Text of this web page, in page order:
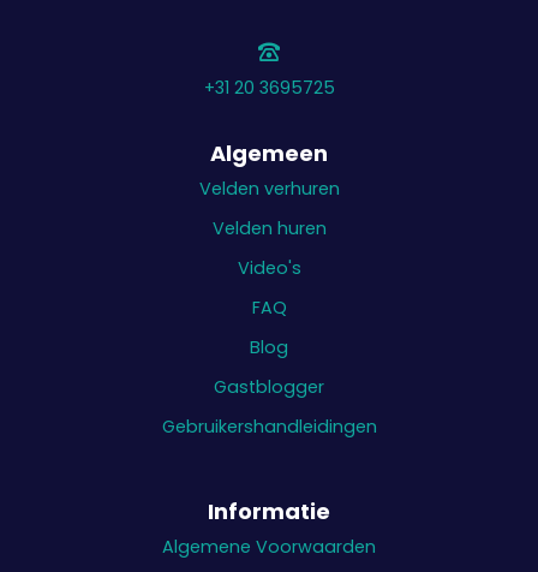
+31 20 3695725
Algemeen
Velden verhuren
Velden huren
Video's
FAQ
Blog
Gastblogger
Gebruikershandleidingen
Informatie
Algemene Voorwaarden